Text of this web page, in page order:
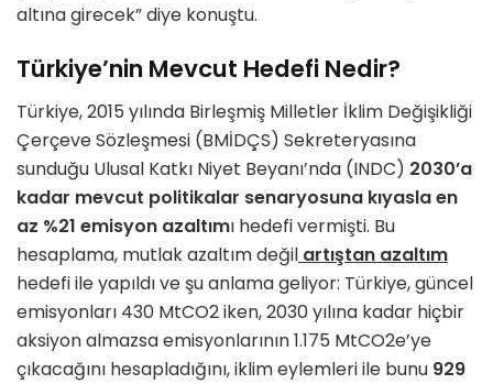
altına girecek” diye konuştu.
Türkiye’nin Mevcut Hedefi Nedir?
Türkiye, 2015 yılında Birleşmiş Milletler İklim Değişikliği
Çerçeve Sözleşmesi (BMİDÇS) Sekreteryasına
sunduğu Ulusal Katkı Niyet Beyanı’nda (INDC) 2030’a
kadar mevcut politikalar senaryosuna kıyasla en
az %21 emisyon azaltımı hedefi vermişti. Bu
hesaplama, mutlak azaltım değil artıştan azaltım
hedefi ile yapıldı ve şu anlama geliyor: Türkiye, güncel
emisyonları 430 MtCO2 iken, 2030 yılına kadar hiçbir
aksiyon almazsa emisyonlarının 1.175 MtCO2e’ye
çıkacağını hesapladığını, iklim eylemleri ile bunu 929